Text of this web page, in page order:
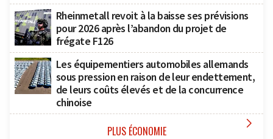
Rheinmetall revoit à la baisse ses prévisions
pour 2026 après l’abandon du projet de
frégate F126
Les équipementiers automobiles allemands
sous pression en raison de leur endettement,
de leurs coûts élevés et de la concurrence
chinoise
PLUS ÉCONOMIE 